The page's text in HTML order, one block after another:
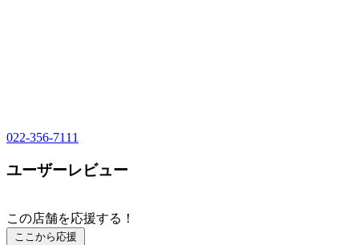
022-356-7111
ユーザーレビュー
この店舗を応援する！
ここから応援